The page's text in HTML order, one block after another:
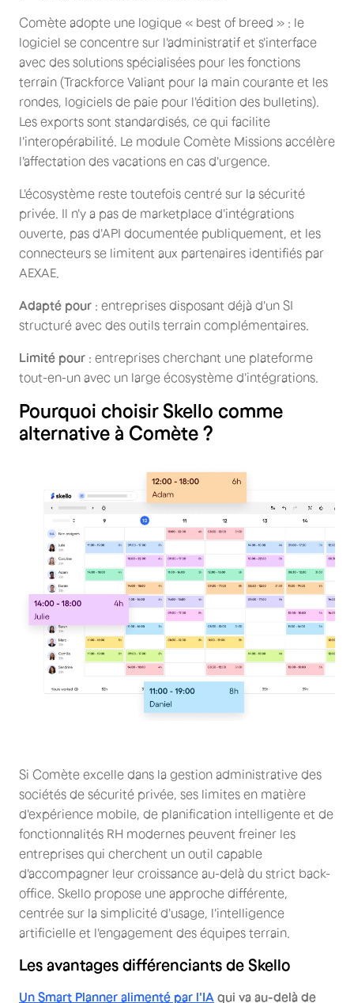
Comète adopte une logique « best of breed » : le
logiciel se concentre sur l'administratif et s'interface
avec des solutions spécialisées pour les fonctions
terrain (Trackforce Valiant pour la main courante et les
rondes, logiciels de paie pour l'édition des bulletins).
Les exports sont standardisés, ce qui facilite
l'interopérabilité. Le module Comète Missions accélère
l'affectation des vacations en cas d'urgence.
L'écosystème reste toutefois centré sur la sécurité
privée. Il n'y a pas de marketplace d'intégrations
ouverte, pas d'API documentée publiquement, et les
connecteurs se limitent aux partenaires identifiés par
AEXAE.
Adapté pour : entreprises disposant déjà d'un SI
structuré avec des outils terrain complémentaires.
Limité pour : entreprises cherchant une plateforme
tout-en-un avec un large écosystème d'intégrations.
Pourquoi choisir Skello comme
alternative à Comète ?
Si Comète excelle dans la gestion administrative des
sociétés de sécurité privée, ses limites en matière
d'expérience mobile, de planification intelligente et de
fonctionnalités RH modernes peuvent freiner les
entreprises qui cherchent un outil capable
d'accompagner leur croissance au-delà du strict back-
office. Skello propose une approche différente,
centrée sur la simplicité d'usage, l'intelligence
artificielle et l'engagement des équipes terrain.
Les avantages différenciants de Skello
Un Smart Planner alimenté par l'IA qui va au-delà de